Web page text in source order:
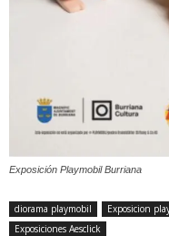
Exposición Playmobil Burriana
diorama playmobil Exposicion
Exposiciones Aesclick